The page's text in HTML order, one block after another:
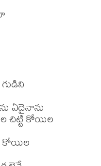
ఏదైనాను
చిట్టి కోయిల
కోయిల